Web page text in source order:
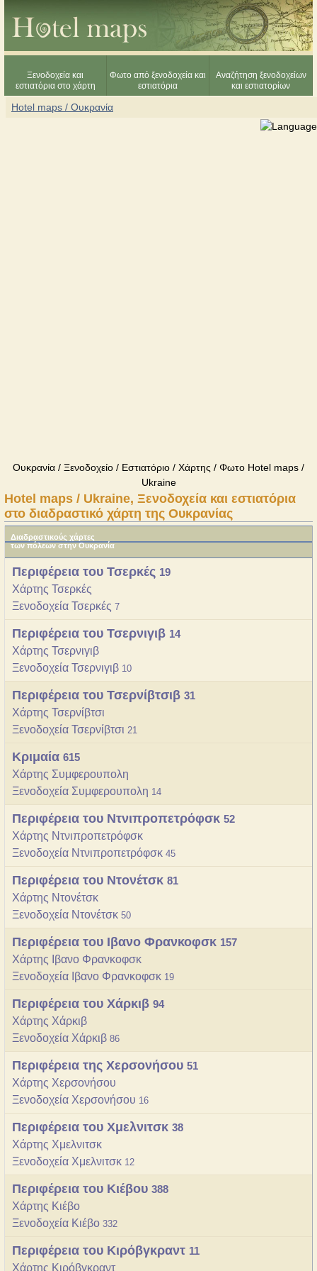
Ξενοδοχεία και
εστιατόρια στο χάρτη
Φωτο από ξενοδοχεία και
εστιατόρια
Αναζήτηση ξενοδοχείων
και εστιατορίων
Hotel maps / Ουκρανία
Ουκρανία / Ξενοδοχείο / Εστιατόριο / Χάρτης / Φωτο Hotel maps /
Ukraine
Hotel maps / Ukraine, Ξενοδοχεία και εστιατόρια
στο διαδραστικό χάρτη της Ουκρανίας
Διαδραστικούς χάρτες
των πόλεων στην Ουκρανία
Περιφέρεια του Τσερκές 19
Χάρτης Τσερκές
Ξενοδοχεία Τσερκές 7
Περιφέρεια του Τσερνιγιβ 14
Χάρτης Τσερνιγιβ
Ξενοδοχεία Τσερνιγιβ 10
Περιφέρεια του Τσερνίβτσιβ 31
Χάρτης Τσερνίβτσι
Ξενοδοχεία Τσερνίβτσι 21
Κριμαία 615
Χάρτης Συμφερουπολη
Ξενοδοχεία Συμφερουπολη 14
Περιφέρεια του Ντνιπροπετρόφσκ 52
Χάρτης Ντνιπροπετρόφσκ
Ξενοδοχεία Ντνιπροπετρόφσκ 45
Περιφέρεια του Ντονέτσκ 81
Χάρτης Ντονέτσκ
Ξενοδοχεία Ντονέτσκ 50
Περιφέρεια του Ιβανο Φρανκοφσκ 157
Χάρτης Ιβανο Φρανκοφσκ
Ξενοδοχεία Ιβανο Φρανκοφσκ 19
Περιφέρεια του Χάρκιβ 94
Χάρτης Χάρκιβ
Ξενοδοχεία Χάρκιβ 86
Περιφέρεια της Χερσονήσου 51
Χάρτης Χερσονήσου
Ξενοδοχεία Χερσονήσου 16
Περιφέρεια του Χμελνιτσκ 38
Χάρτης Χμελνιτσκ
Ξενοδοχεία Χμελνιτσκ 12
Περιφέρεια του Κιέβου 388
Χάρτης Κιέβο
Ξενοδοχεία Κιέβο 332
Περιφέρεια του Κιρόβγκραντ 11
Χάρτης Κιρόβγκραντ